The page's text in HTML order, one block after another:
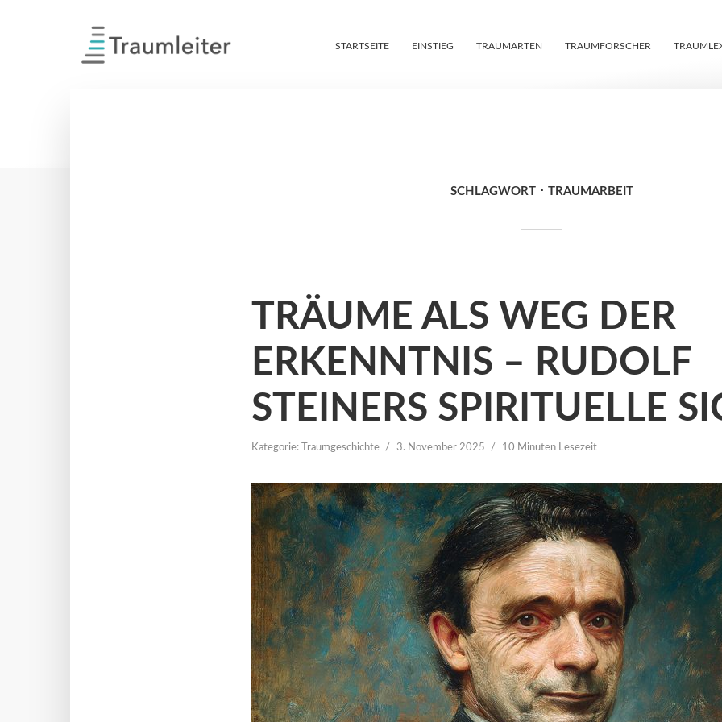
STARTSEITE EINSTIEG TRAUMARTEN TRAUMFORSCHER
SCHLAGWORT TRAUMARBEIT
TRÄUME ALS WEG DER
ERKENNTNIS – RUDOLF
STEINERS SPIRITUELLE
Kategorie: Traumgeschichte 3. November 2025 10 Minuten Lesezeit